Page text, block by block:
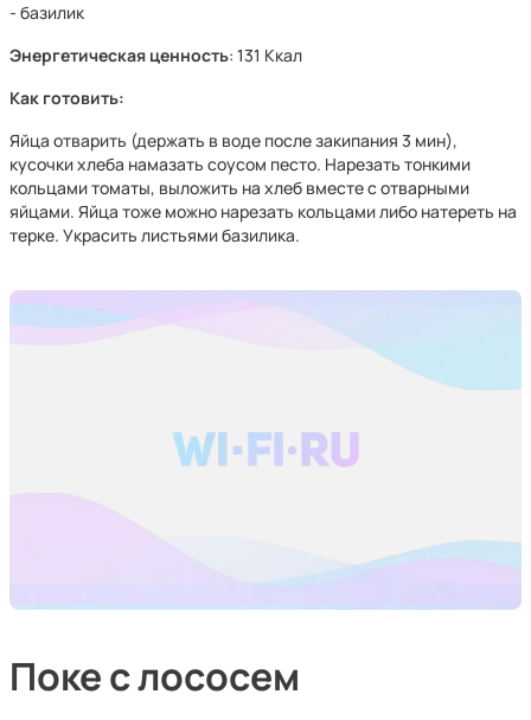
- базилик
Энергетическая ценность: 131 Ккал
Как готовить:
Яйца отварить (держать в воде после закипания 3 мин),
кусочки хлеба намазать соусом песто. Нарезать тонкими
кольцами томаты, выложить на хлеб вместе с отварными
яйцами. Яйца тоже можно нарезать кольцами либо натереть на
терке. Украсить листьями базилика.
Поке с лососем